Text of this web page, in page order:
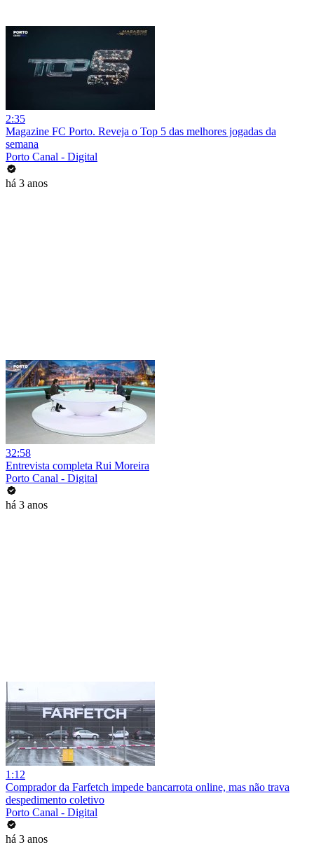
2:35
Magazine FC Porto. Reveja o Top 5 das melhores jogadas da
semana
Porto Canal - Digital
há 3 anos
32:58
Entrevista completa Rui Moreira
Porto Canal - Digital
há 3 anos
1:12
Comprador da Farfetch impede bancarrota online, mas não trava
despedimento coletivo
Porto Canal - Digital
há 3 anos